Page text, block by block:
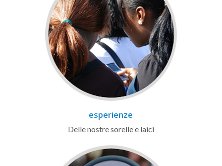
esperienze
Delle nostre sorelle e laici